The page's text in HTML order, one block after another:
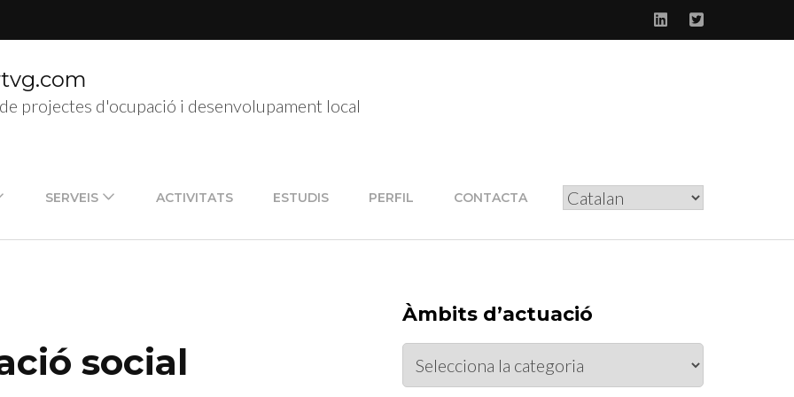
projectes d'ocupació i desenvolupament local
SERVEIS ACTIVITATS ESTUDIS PERFIL CONTACTA
social
Àmbits d’actuació
Àmbits
d’actuació